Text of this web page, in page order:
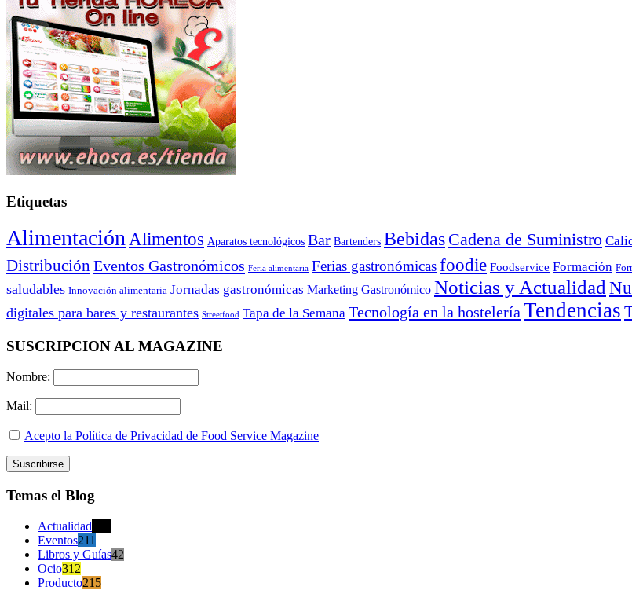
Etiquetas
Alimentación Alimentos Aparatos tecnológicos Bar Bartenders Bebidas Cadena de Suministro
Distribución Eventos Gastronómicos Feria alimentaria Ferias gastronómicasfoodie Foodservice Formación
saludables Innovación alimentaria Jornadas gastronómicas Marketing Gastronómico Noticias y Actualidad
digitales para bares y restaurantes Streetfood Tapa de la Semana Tecnología en la hostelería Tendencias
SUSCRIPCION AL MAGAZINE
Nombre:
Mail:
Acepto la Política de Privacidad de Food Service Magazine
Temas el Blog
Actualidad
Eventos211
Libros y Guías42
Ocio312
Producto215